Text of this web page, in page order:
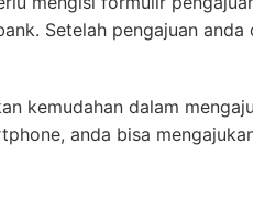
Setelah pengajuan
kemudahan dalam
anda bisa